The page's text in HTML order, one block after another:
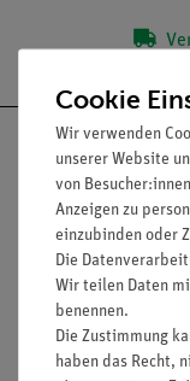
Cookie
Wir verwenden
unserer Website
von
Anzeigen zu
einzubinden oder
Die
Wir teilen Daten
benennen.
Die Zustimmung
haben das Recht,